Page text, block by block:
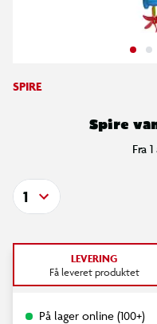
SPIRE
Spire
Fra
1
LEVERING
Få leveret produktet
På lager online (100+)